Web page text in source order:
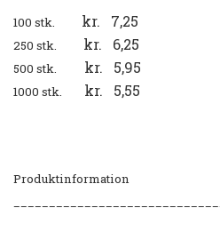
100 stk. kr. 7,25
250 stk. kr. 6,25
500 stk. kr. 5,95
1000 stk. kr. 5,55
Produktinformation